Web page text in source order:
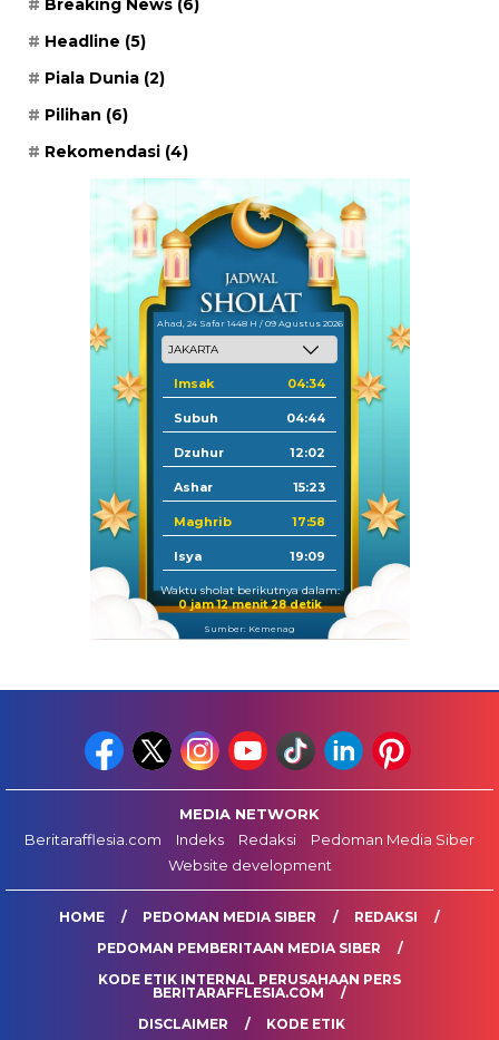
Headline (5)
Piala Dunia (2)
Pilihan (6)
Rekomendasi (4)
Ahad, 24 Safar 1448 H / 09 Agustus 2026
Imsak 04:34
Subuh 04:44
Dzuhur 12:02
Ashar 15:23
Maghrib 17:58
Isya 19:09
Waktu sholat berikutnya dalam:
0 jam 12 menit 27 detik
Sumber: Kemenag
MEDIA NETWORK
Beritarafflesia.com
Indeks Redaksi
Pedoman Media Siber
Website development
HOME PEDOMAN MEDIA SIBER
REDAKSI
PEDOMAN PEMBERITAAN MEDIA SIBER
KODE ETIK INTERNAL PERUSAHAAN PERS
BERITARAFFLESIA.COM
DISCLAIMER
KODE ETIK